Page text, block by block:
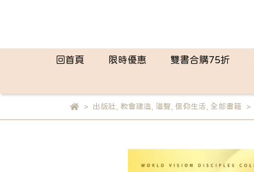
回首頁 限時優惠 雙書合購75折
出版社 教會建造, 道聲 信仰生活 全部書籍